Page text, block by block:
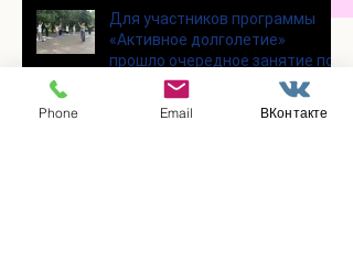
Для участников программы
«Активное долголетие»
прошло очередное занятие по
Phone Email ВКонтакте